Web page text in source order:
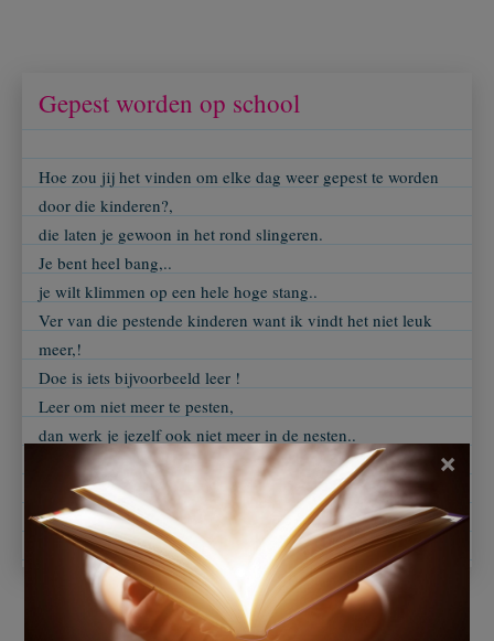
Gepest worden op school
Hoe zou jij het vinden om elke dag weer gepest te worden
door die kinderen?,
die laten je gewoon in het rond slingeren.
Je bent heel bang,..
je wilt klimmen op een hele hoge stang..
Ver van die pestende kinderen want ik vindt het niet leuk
meer,!
Doe is iets bijvoorbeeld leer !
Leer om niet meer te pesten,
dan werk je jezelf ook niet meer in de nesten..
Dan doen andere kinderen ook normaal tegen jou!,
anders laten ze je gewoon alleen in die stille kou..
×